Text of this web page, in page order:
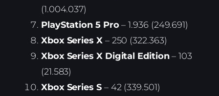
(1.004.037)
PlayStation 5 Pro– 1.936 (249.691)
Xbox Series X– 250 (322.363)
Xbox Series X Digital Edition– 103
(21.583)
Xbox Series S– 42 (339.501)